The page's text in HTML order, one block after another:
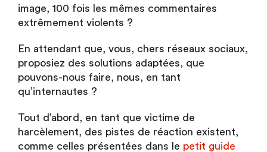
image, 100 fois les mêmes commentaires
extrêmement violents ?
En attendant que, vous, chers réseaux sociaux,
proposiez des solutions adaptées, que
pouvons-nous faire, nous, en tant
qu’internautes ?
Tout d’abord, en tant que victime de
harcèlement, des pistes de réaction existent,
comme celles présentées dans le petit guide